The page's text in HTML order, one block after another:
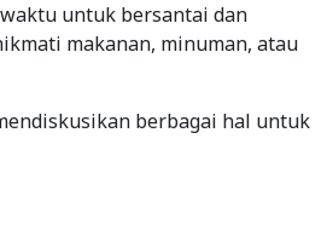
untuk bersantai dan
makanan, minuman, atau
berbagai hal untuk